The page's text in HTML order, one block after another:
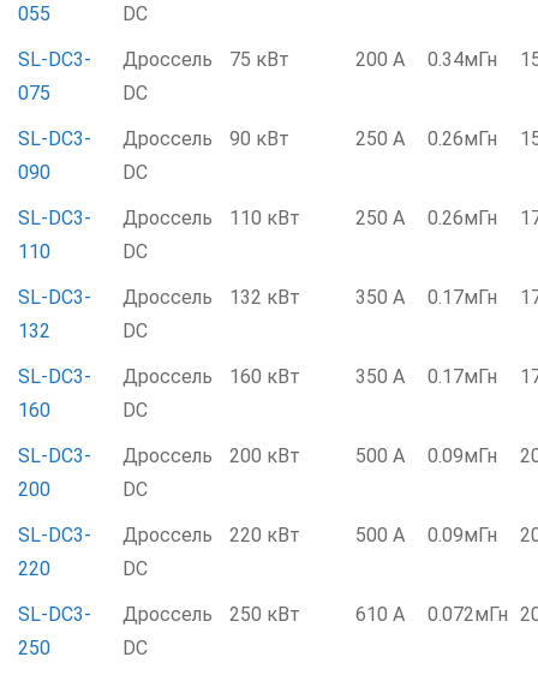
055
DC
SL-DC3-
075
Дроссель
DC
75 кВт 200 А 0.34мГн
SL-DC3-
090
Дроссель
DC
90 кВт 250 А 0.26мГн
SL-DC3-
110
Дроссель
DC
110 кВт 250 А 0.26мГн
SL-DC3-
132
Дроссель
DC
132 кВт 350 А 0.17мГн
SL-DC3-
160
Дроссель
DC
160 кВт 350 А 0.17мГн
SL-DC3-
200
Дроссель
DC
200 кВт 500 А 0.09мГн
SL-DC3-
220
Дроссель
DC
220 кВт 500 А 0.09мГн
SL-DC3-
250
Дроссель
DC
250 кВт 610 А 0.072мГн